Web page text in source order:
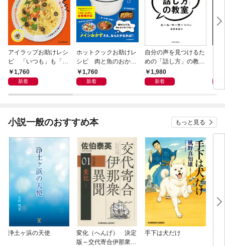
アイラップお助けレシ
ピ 「いつも」も「も
しも」もおいしい！
1,760
新着
ホットクックお助けレ
シピ 肉と魚のおか
ず 少ない材料＆調味
料で、あとはスイッチ
1,760
新着
自分の声を見つけるた
めの「話し方」の教
室 Ｏｒａｃｙ（オラ
シー）
1,980
新着
な
小説一般のおすすめ本 もっと見る
浄土ヶ浜の天使
変化（へんげ） 決定
版～交代寄合伊那衆異
手下は犬だけ